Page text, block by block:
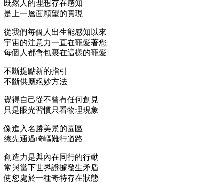
既然人的理想存在感知
是上一層面願望的實現
從我們毎個人出生能感知以來
宇宙的注意力一直在寵愛著您
每個人都會包裹在這樣的寵愛
不斷提點新的指引
不斷供應絕妙方法
覺得自己從不曾有任何創見
只是眼光習慣只看物理現象
像進入名勝美景的園區
總先通過崎嶇難行道路
創造力是與內在同行的行動
常與當下世界證據發生矛盾
使您處於一種奇特存在狀態